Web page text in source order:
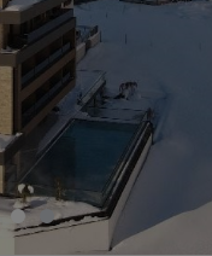
voor deze